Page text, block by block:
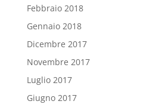
Febbraio 2018
Gennaio 2018
Dicembre 2017
Novembre 2017
Luglio 2017
Giugno 2017